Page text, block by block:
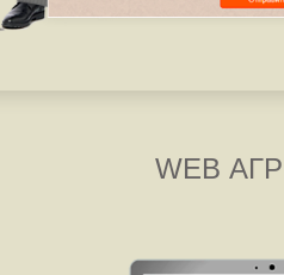
WEB